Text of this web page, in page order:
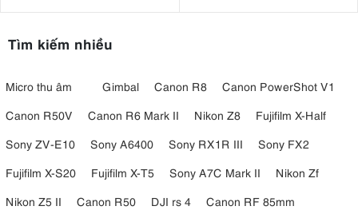
Tìm kiếm nhiều
Micro thu âm Gimbal Canon R8
Canon PowerShot V1
Canon R50V
Canon R6 Mark II Nikon Z8
Fujifilm X-Half
Sony ZV-E10
Sony A6400 Sony RX1R III
Sony FX2
Fujifilm X-S20
Fujifilm X-T5 Sony A7C Mark II
Nikon Zf
Nikon Z5 II
Canon R50 DJI rs 4
Canon RF 85mm